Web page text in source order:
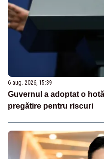
6 aug. 2026, 15:39
Guvernul a adoptat o
pregătire pentru riscuri